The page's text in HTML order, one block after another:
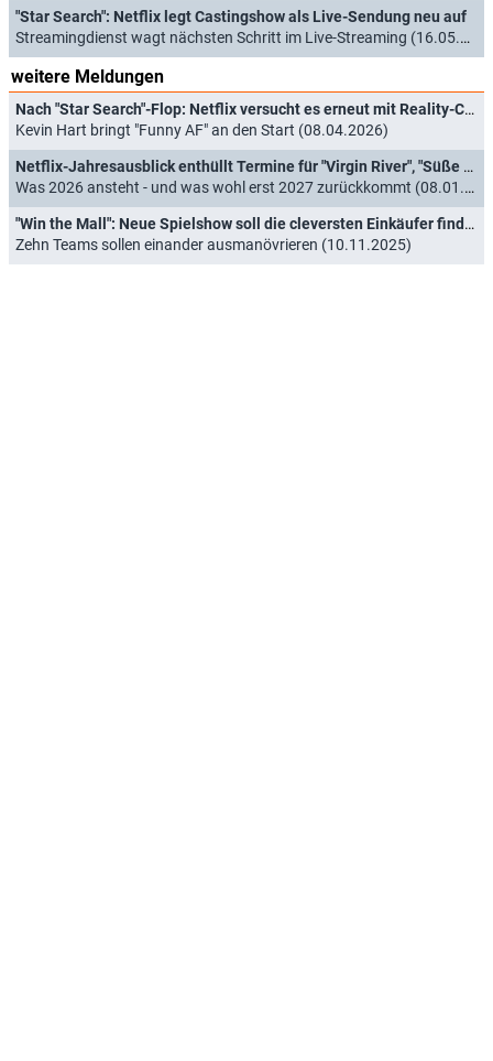
"Star Search": Netflix legt Castingshow als Live-Sendung neu auf
Streamingdienst wagt nächsten Schritt im Live-Streaming (16.05.2025)
weitere Meldungen
Nach "Star Search"-Flop: Netflix versucht es erneut mit Reality-Competition und Live-Abstimmung
Kevin Hart bringt "Funny AF" an den Start (08.04.2026)
Netflix-Jahresausblick enthüllt Termine für "Virgin River", "Süße Magnolien" und sehr viel mehr
Was 2026 ansteht - und was wohl erst 2027 zurückkommt (08.01.2026)
"Win the Mall": Neue Spielshow soll die cleversten Einkäufer finden
Zehn Teams sollen einander ausmanövrieren (10.11.2025)